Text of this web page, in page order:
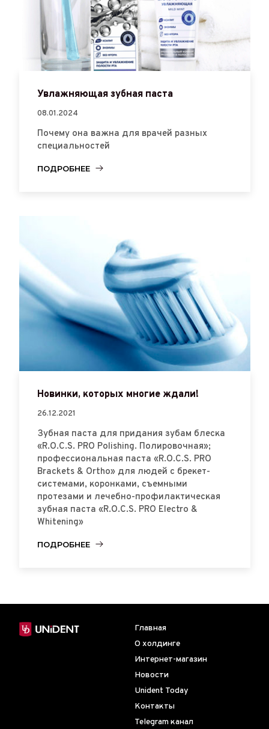
Увлажняющая зубная паста
08.01.2024
Почему она важна для врачей разных
специальностей
ПОДРОБНЕЕ
Новинки, которых многие ждали!
26.12.2021
Зубная паста для придания зубам блеска
«R.O.C.S. PRO Polishing. Полировочная»;
профессиональная паста «R.O.C.S. PRO
Brackets & Ortho» для людей с брекет-
системами, коронками, съемными
протезами и лечебно-профилактическая
зубная паста «R.O.C.S. PRO Electro &
Whitening»
ПОДРОБНЕЕ
Главная
О холдинге
Интернет-магазин
Новости
Unident Today
Контакты
Telegram канал